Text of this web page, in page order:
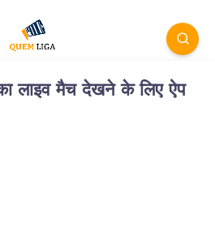
का लाइव मैच देखने के लिए ऐप